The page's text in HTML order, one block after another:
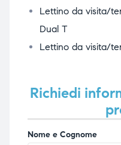
Lettino da visita/
Dual T
Lettino da visita/
Richiedi
Nome e Cognome